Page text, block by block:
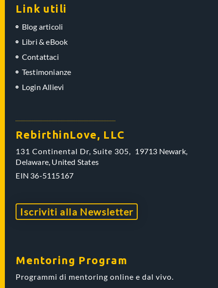
Link utili
Blog articoli
Libri & eBook
Contattaci
Testimonianze
Login Allievi
RebirthinLove, LLC
131 Continental Dr, Suite 305, 19713 Newark,
Delaware, United States
EIN 36-5115167
Iscriviti alla Newsletter
Mentoring Program
Programmi di mentoring online e dal vivo.